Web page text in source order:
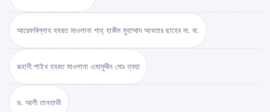
আরেফবিল্লাহ হযরত মাওলানা শাহ্ হাকীম মুহাম্মাদ আখতার ছাহেব দা. বা.
রূহানী শাইখ হযরত মাওলানা এমামুদ্দীন মোঃ ত্বহা
ড. আলী তানতাভী